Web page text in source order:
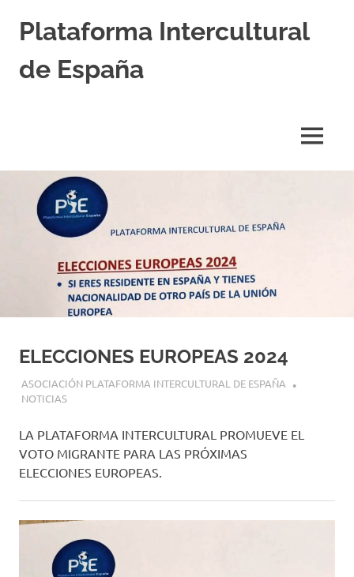
Plataforma Intercultural
de España
MENÚ
ELECCIONES EUROPEAS 2024
25 ENERO, 2024
ASOCIACIÓN PLATAFORMA INTERCULTURAL DE ESPAÑA
NOTICIAS
LA PLATAFORMA INTERCULTURAL PROMUEVE EL
VOTO MIGRANTE PARA LAS PRÓXIMAS
ELECCIONES EUROPEAS.